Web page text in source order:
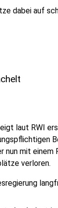
dabei auf
laut RWI
nun mit
verloren.